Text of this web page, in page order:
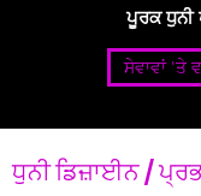
ਪੂਰਕ ਧੁਨੀ
ਸੇਵਾਵਾਂ 'ਤੇ
ਧੁਨੀ ਡਿਜ਼ਾਈਨ /